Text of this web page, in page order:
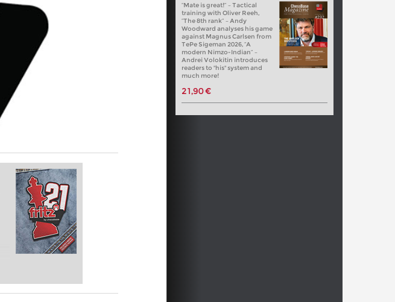
“Mate is great!” – Tactical
training with Oliver Reeh,
“The 8th rank” – Andy
Woodward analyses his game
against Magnus Carlsen from
TePe Sigeman 2026, “A
modern Nimzo-Indian” –
Andrei Volokitin introduces
readers to "his" system and
much more!
21,90 €